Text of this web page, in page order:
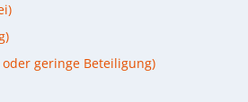
geringe Beteiligung)